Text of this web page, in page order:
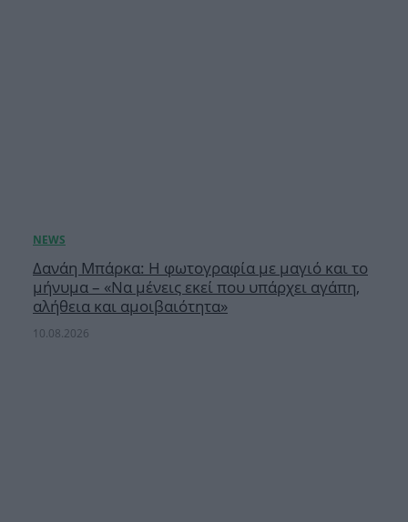
Δανάη Μπάρκα: Η φωτογραφία με μαγιό και το
μήνυμα – «Να μένεις εκεί που υπάρχει αγάπη,
αλήθεια και αμοιβαιότητα»
10.08.2026